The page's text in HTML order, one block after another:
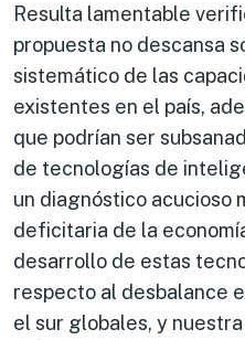
Resulta lamentable
propuesta no descansa
sistemático de las
existentes en el país,
que podrían ser
de tecnologías de
un diagnóstico acucioso
deficitaria de la
desarrollo de estas
respecto al desbalance
el sur globales, y